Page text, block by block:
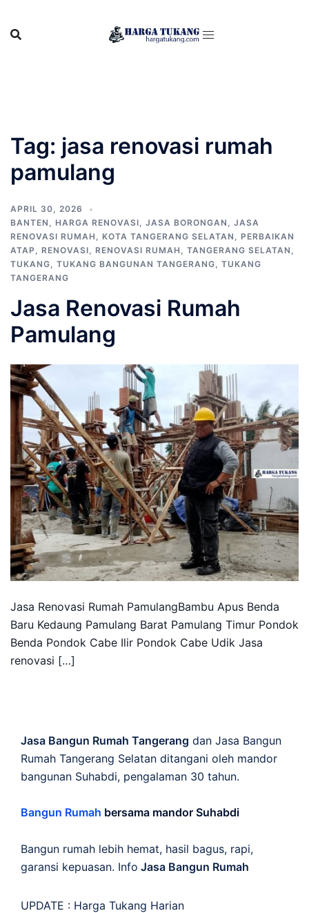
content
Tag: jasa renovasi rumah
pamulang
APRIL 30, 2026
BANTEN , HARGA RENOVASI, JASA BORONGAN , JASA
RENOVASI RUMAH , KOTA TANGERANG SELATAN , PERBAIKAN
ATAP , RENOVASI, RENOVASI RUMAH , TANGERANG SELATAN ,
TUKANG, TUKANG BANGUNAN TANGERANG, TUKANG
TANGERANG
Jasa Renovasi Rumah
Pamulang
Jasa Renovasi Rumah PamulangBambu Apus Benda
Baru Kedaung Pamulang Barat Pamulang Timur Pondok
Benda Pondok Cabe Ilir Pondok Cabe Udik Jasa
renovasi […]
Jasa Bangun Rumah Tangerang dan Jasa Bangun
Rumah Tangerang Selatan ditangani oleh mandor
bangunan Suhabdi, pengalaman 30 tahun.
Bangun Rumah bersama mandor Suhabdi
Bangun rumah lebih hemat, hasil bagus, rapi,
garansi kepuasan. Info Jasa Bangun Rumah
UPDATE : Harga Tukang Harian